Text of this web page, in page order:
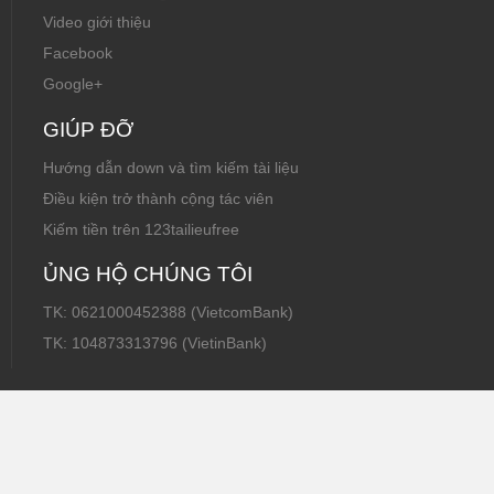
Video giới thiệu
Facebook
Google+
GIÚP ĐỠ
Hướng dẫn down và tìm kiếm tài liệu
Điều kiện trở thành cộng tác viên
Kiếm tiền trên 123tailieufree
ỦNG HỘ CHÚNG TÔI
TK: 0621000452388 (VietcomBank)
TK: 104873313796 (VietinBank)